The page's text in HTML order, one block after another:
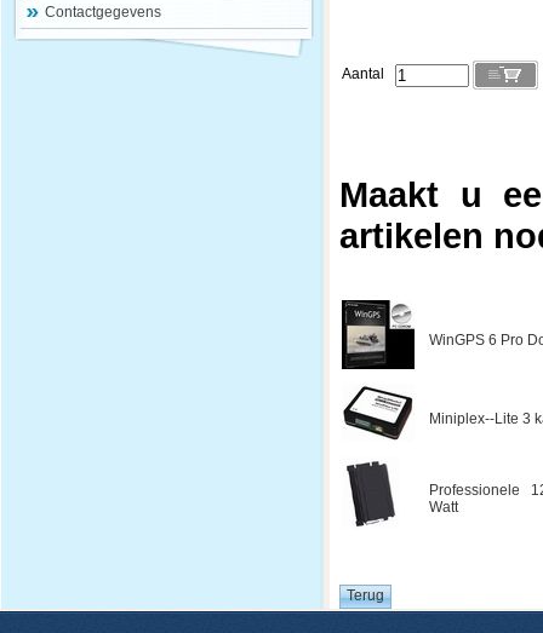
Contactgegevens
Aantal
Maakt u
artikelen
WinGPS 6 Pro
Miniplex--Lite 3
Professionele
Watt